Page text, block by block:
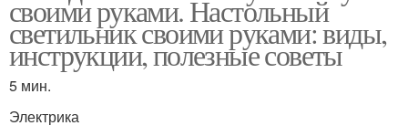
своими руками. Настольный
светильник своими руками: виды,
инструкции, полезные советы
5 мин.
Электрика